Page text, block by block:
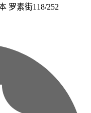
罗素街118/252